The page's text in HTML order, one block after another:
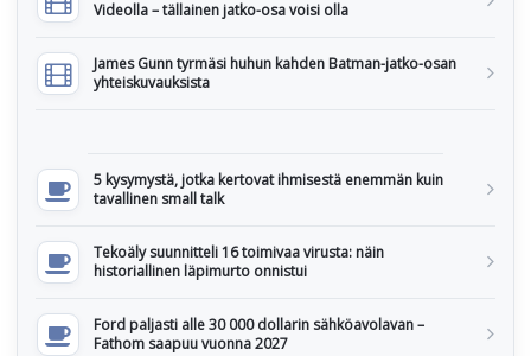
Videolla – tällainen jatko-osa voisi olla
James Gunn tyrmäsi huhun kahden Batman-jatko-osan
yhteiskuvauksista
5 kysymystä, jotka kertovat ihmisestä enemmän kuin
tavallinen small talk
Tekoäly suunnitteli 16 toimivaa virusta: näin
historiallinen läpimurto onnistui
Ford paljasti alle 30 000 dollarin sähköavolavan –
Fathom saapuu vuonna 2027